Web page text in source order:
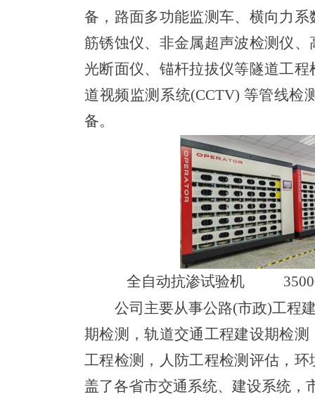
备，路面多功能监测车、横向力
筋锈蚀仪、非金属超声波检测仪
光断面仪、锚杆拉拔仪等隧道工
道视频监测系统(CCTV) 等管线检
备。
全自动抗渗试验机
公司 主要从事公路(市政)工程
期检测，轨道交通工程建设期检
工程检测， 人防工程检测评估，
盖了各省市交通系统、建设系统，